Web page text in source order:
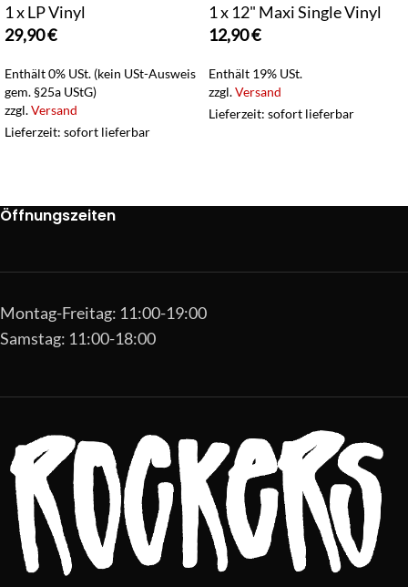
1 x LP Vinyl
29,90€
Enthält 0% USt. (kein USt-Ausweis
gem. §25a UStG)
zzgl.Versand
Lieferzeit: sofort lieferbar
1 x 12" Maxi Single Vinyl
12,90€
Enthält 19% USt.
zzgl.Versand
Lieferzeit: sofort lieferbar
Öffnungszeiten
Montag-Freitag: 11:00-19:00
Samstag: 11:00-18:00